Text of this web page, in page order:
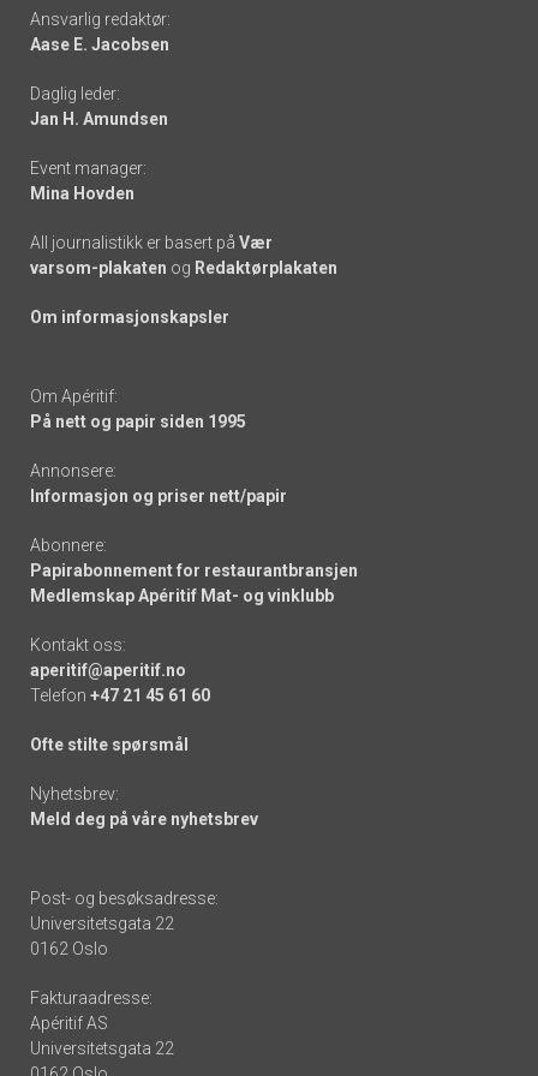
-
links
Ansvarlig redaktør:
Aase E. Jacobsen
Daglig leder:
Jan H. Amundsen
Event manager:
Mina Hovden
All journalistikk er basert på Vær
varsom-plakaten og Redaktørplakaten
Om informasjonskapsler
Om Apéritif:
På nett og papir siden 1995
Annonsere:
Informasjon og priser nett/papir
Abonnere:
Papirabonnement for restaurantbransjen
Medlemskap Apéritif Mat- og vinklubb
Kontakt oss:
aperitif@aperitif.no
Telefon +47 21 45 61 60
Ofte stilte spørsmål
Nyhetsbrev:
Meld deg på våre nyhetsbrev
Post- og besøksadresse:
Universitetsgata 22
0162 Oslo
Fakturaadresse:
Apéritif AS
Universitetsgata 22